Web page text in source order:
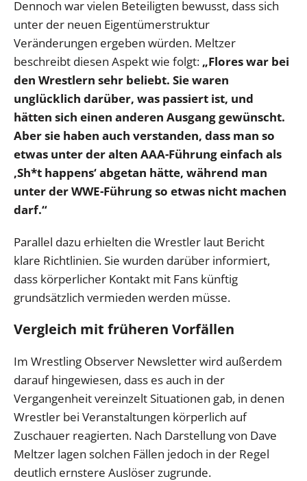
Dennoch war vielen Beteiligten bewusst, dass sich
unter der neuen Eigentümerstruktur
Veränderungen ergeben würden. Meltzer
beschreibt diesen Aspekt wie folgt: „Flores war bei
den Wrestlern sehr beliebt. Sie waren
unglücklich darüber, was passiert ist, und
hätten sich einen anderen Ausgang gewünscht.
Aber sie haben auch verstanden, dass man so
etwas unter der alten AAA-Führung einfach als
‚Sh*t happens‘ abgetan hätte, während man
unter der WWE-Führung so etwas nicht machen
darf.“
Parallel dazu erhielten die Wrestler laut Bericht
klare Richtlinien. Sie wurden darüber informiert,
dass körperlicher Kontakt mit Fans künftig
grundsätzlich vermieden werden müsse.
Vergleich mit früheren Vorfällen
Im Wrestling Observer Newsletter wird außerdem
darauf hingewiesen, dass es auch in der
Vergangenheit vereinzelt Situationen gab, in denen
Wrestler bei Veranstaltungen körperlich auf
Zuschauer reagierten. Nach Darstellung von Dave
Meltzer lagen solchen Fällen jedoch in der Regel
deutlich ernstere Auslöser zugrunde.